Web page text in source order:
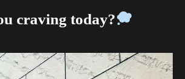
craving today?